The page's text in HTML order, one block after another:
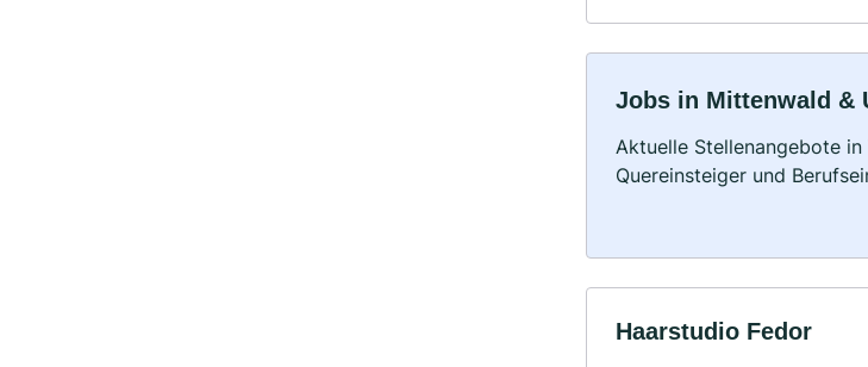
Jobs in Mittenwald &
Aktuelle Stellenangebote
Quereinsteiger und
Haarstudio Fedor